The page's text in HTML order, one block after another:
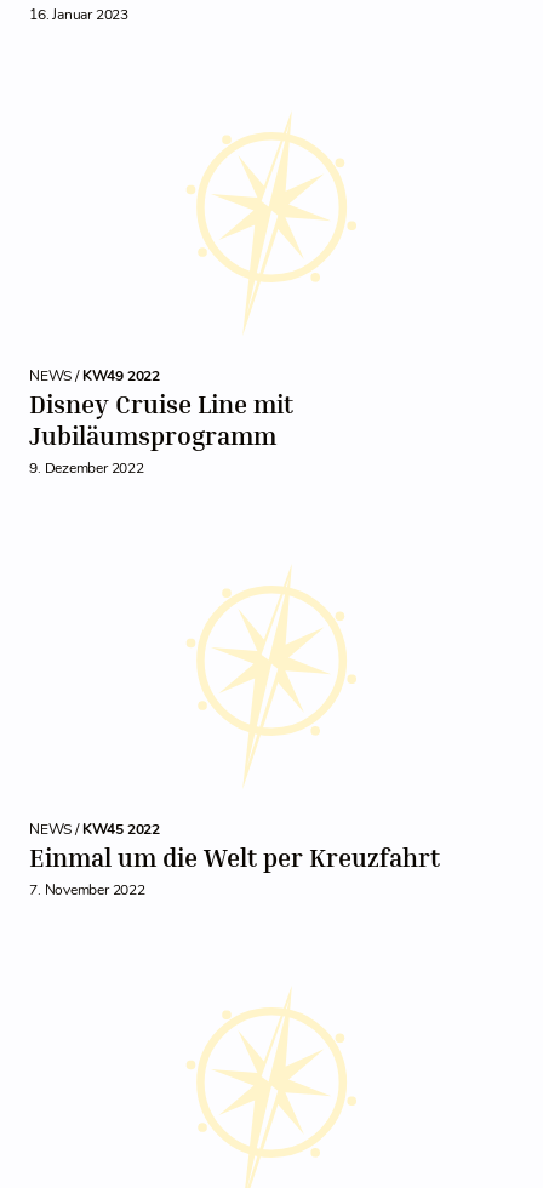
16. Januar 2023
NEWS /KW49 2022
Disney Cruise Line mit
Jubiläumsprogramm
9. Dezember 2022
NEWS /KW45 2022
Einmal um die Welt per Kreuzfahrt
7. November 2022